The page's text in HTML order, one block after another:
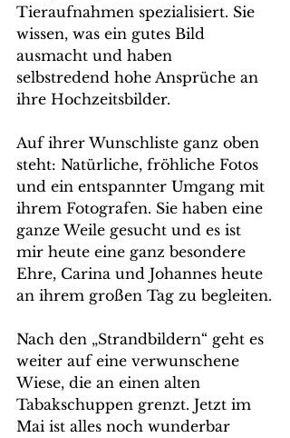
Tieraufnahmen spezialisiert. Sie
wissen, was ein gutes Bild
ausmacht und haben
selbstredend hohe Ansprüche an
ihre Hochzeitsbilder.
Auf ihrer Wunschliste ganz oben
steht: Natürliche, fröhliche Fotos
und ein entspannter Umgang mit
ihrem Fotografen. Sie haben eine
ganze Weile gesucht und es ist
mir heute eine ganz besondere
Ehre, Carina und Johannes heute
an ihrem großen Tag zu begleiten.
Nach den „Strandbildern“ geht es
weiter auf eine verwunschene
Wiese, die an einen alten
Tabakschuppen grenzt. Jetzt im
Mai ist alles noch wunderbar